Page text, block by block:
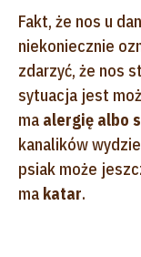
Fakt, że nos u
niekoniecznie
zdarzyć, że nos
sytuacja jest
ma alergię albo
kanalików
psiak może
ma katar.